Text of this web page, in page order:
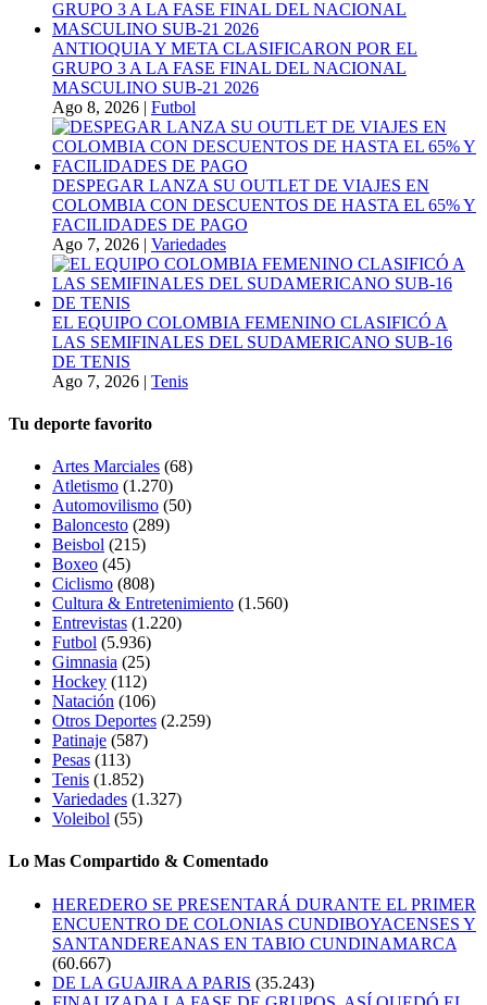
ANTIOQUIA Y META CLASIFICARON POR EL
GRUPO 3 A LA FASE FINAL DEL NACIONAL
MASCULINO SUB-21 2026
Ago 8, 2026 | Futbol
DESPEGAR LANZA SU OUTLET DE VIAJES EN
COLOMBIA CON DESCUENTOS DE HASTA EL 65% Y
FACILIDADES DE PAGO
Ago 7, 2026 | Variedades
EL EQUIPO COLOMBIA FEMENINO CLASIFICÓ A
LAS SEMIFINALES DEL SUDAMERICANO SUB-16
DE TENIS
Ago 7, 2026 | Tenis
Tu deporte favorito
Artes Marciales (68)
Atletismo (1.270)
Automovilismo (50)
Baloncesto (289)
Beisbol (215)
Boxeo (45)
Ciclismo (808)
Cultura & Entretenimiento (1.560)
Entrevistas (1.220)
Futbol (5.936)
Gimnasia (25)
Hockey (112)
Natación (106)
Otros Deportes (2.259)
Patinaje (587)
Pesas (113)
Tenis (1.852)
Variedades (1.327)
Voleibol (55)
Lo Mas Compartido & Comentado
HEREDERO SE PRESENTARÁ DURANTE EL PRIMER
ENCUENTRO DE COLONIAS CUNDIBOYACENSES Y
SANTANDEREANAS EN TABIO CUNDINAMARCA
(60.667)
DE LA GUAJIRA A PARIS (35.243)